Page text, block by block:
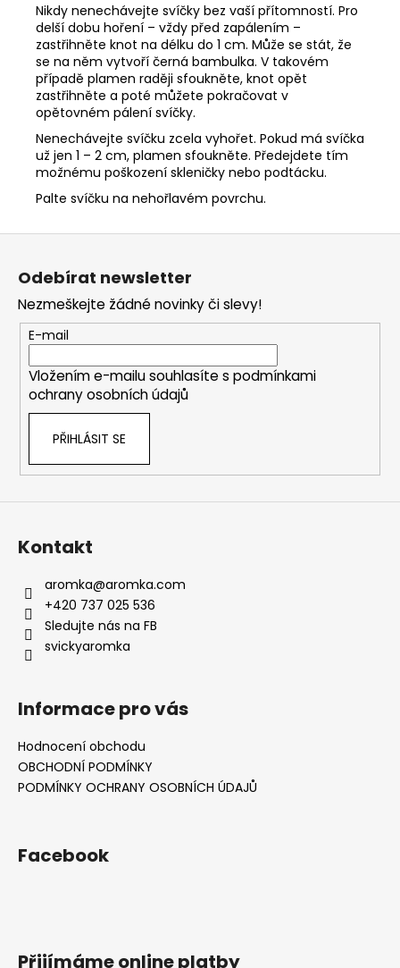
Nikdy nenechávejte svíčky bez vaší přítomností. Pro
delší dobu hoření – vždy před zapálením –
zastřihněte knot na délku do 1 cm. Může se stát, že
se na něm vytvoří černá bambulka. V takovém
případě plamen raději sfoukněte, knot opět
zastřihněte a poté můžete pokračovat v
opětovném pálení svíčky.
Nenechávejte svíčku zcela vyhořet. Pokud má svíčka
už jen 1 – 2 cm, plamen sfoukněte. Předejdete tím
možnému poškození skleničky nebo podtácku.
Palte svíčku na nehořlavém povrchu.
Z
Odebírat newsletter
Nezmeškejte žádné novinky či slevy!
E-mail
Vložením e-mailu souhlasíte s podmínkami
ochrany osobních údajů
PŘIHLÁSIT SE
Kontakt
aromka@aromka.com
+420 737 025 536
Sledujte nás na FB
svickyaromka
Informace pro vás
Hodnocení obchodu
OBCHODNÍ PODMÍNKY
PODMÍNKY OCHRANY OSOBNÍCH ÚDAJŮ
Facebook
Přijímáme online platby